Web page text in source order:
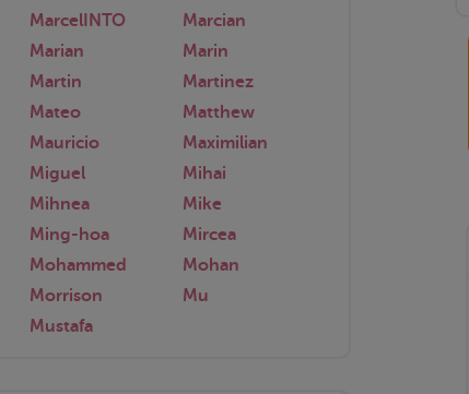
MarcelINTO
Marcian
Marian
Marin
Martin
Martinez
Mateo
Matthew
Mauricio
Maximilian
Miguel
Mihai
Mihnea
Mike
Ming-hoa
Mircea
Mohammed
Mohan
Morrison
Mu
Mustafa